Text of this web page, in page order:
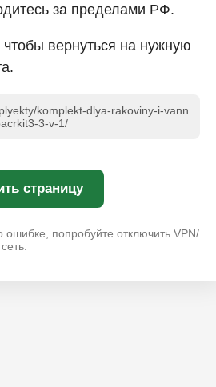
за пределами РФ.
вернуться на нужную
komplekt-dlya-rakoviny-i-vann
3-v-1/
страницу
попробуйте отключить VPN/